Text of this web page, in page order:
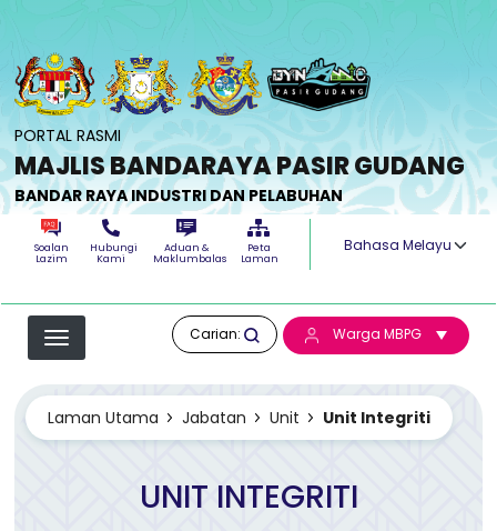
PORTAL RASMI
MAJLIS BANDARAYA PASIR GUDANG
BANDAR RAYA INDUSTRI DAN PELABUHAN
Soalan
Lazim
Hubungi
Kami
Aduan &
Maklumbalas
Peta
Laman
Select your
Carian: Warga MBPG
Laman Utama Jabatan Unit Unit Integriti
UNIT INTEGRITI